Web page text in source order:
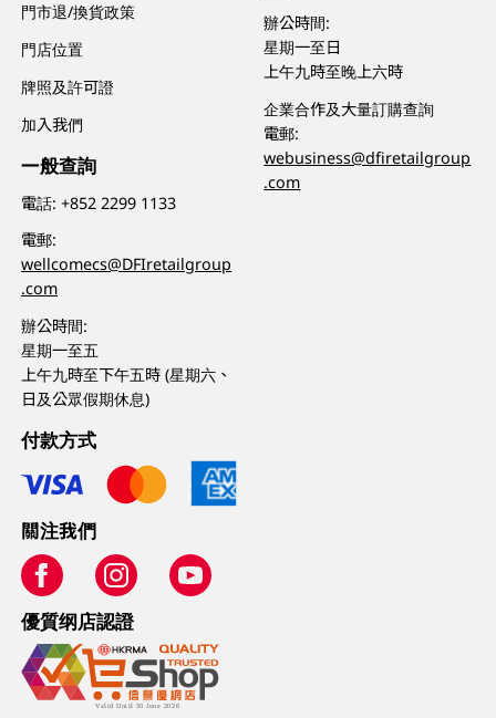
門市退/換貨政策
門店位置
牌照及許可證
加入我們
一般查詢
電話:+852 2299 1133
電郵:
wellcomecs@DFIretailgroup
.com
辦公時間:
星期一至五
上午九時至下午五時 (星期六、
日及公眾假期休息)
辦公時間:
星期一至日
上午九時至晚上六時
企業合作及大量訂購查詢
電郵:
webusiness@dfiretailgroup
.com
付款方式
關注我們
優質纲店認證